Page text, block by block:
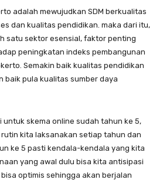
adalah mewujudkan SDM berkualitas
dan kualitas pendidikan. maka dari itu,
satu sektor esensial, faktor penting
peningkatan indeks pembangunan
Semakin baik kualitas pendidikan
baik pula kualitas sumber daya
untuk skema online sudah tahun ke 5,
kita laksanakan setiap tahun dan
ke 5 pasti kendala-kendala yang kita
yang awal dulu bisa kita antisipasi
optimis sehingga akan berjalan